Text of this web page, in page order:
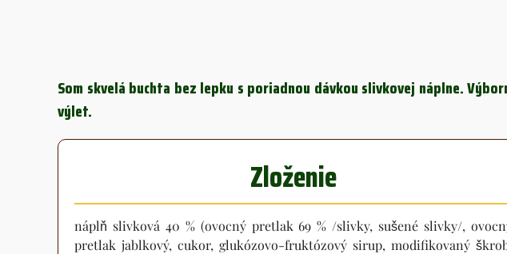
Som skvelá buchta bez lepku s poriadnou dávkou slivkovej náplne.
výlet.
Zloženie
náplň slivková 40 % (ovocný pretlak 69 % /slivky, sušené slivky/,
pretlak jablkový, cukor, glukózovo-fruktózový sirup, modifikovaný